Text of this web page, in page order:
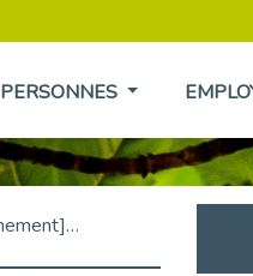
PERSONNES
[Retour sur événement] L'inclusion au cœur de la Place de l'Emploi à La Défense !